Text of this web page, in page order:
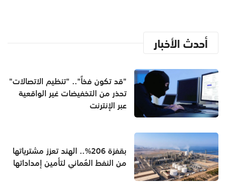
أحدث الأخبار
"قد تكون فخاً".. "تنظيم الاتصالات"
تحذر من التخفيضات غير الواقعية
عبر الإنترنت
بقفزة 206%.. الهند تعزز مشترياتها
من النفط العُماني لتأمين إمداداتها